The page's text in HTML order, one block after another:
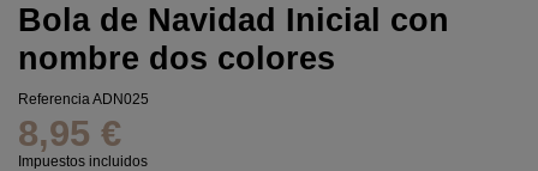
Bola de Navidad Inicial con
nombre dos colores
ReferenciaADN025
8,95 €
Impuestos incluidos